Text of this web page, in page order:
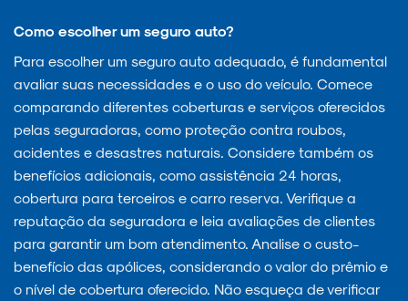
Como escolher um seguro auto?
Para escolher um seguro auto adequado, é fundamental
avaliar suas necessidades e o uso do veículo. Comece
comparando diferentes coberturas e serviços oferecidos
pelas seguradoras, como proteção contra roubos,
acidentes e desastres naturais. Considere também os
benefícios adicionais, como assistência 24 horas,
cobertura para terceiros e carro reserva. Verifique a
reputação da seguradora e leia avaliações de clientes
para garantir um bom atendimento. Analise o custo-
benefício das apólices, considerando o valor do prêmio e
o nível de cobertura oferecido. Não esqueça de verificar